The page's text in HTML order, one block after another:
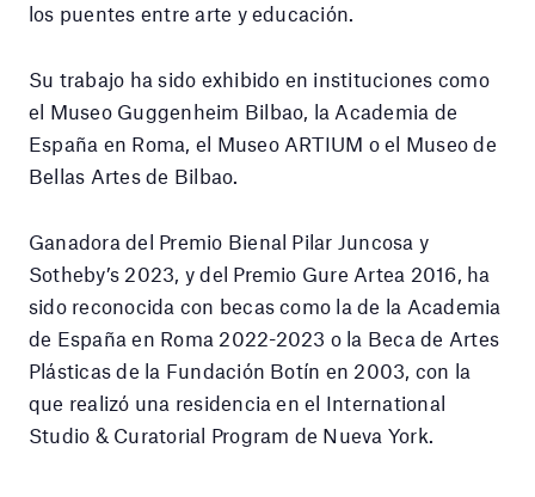
los puentes entre arte y educación.
Su trabajo ha sido exhibido en instituciones como
el Museo Guggenheim Bilbao, la Academia de
España en Roma, el Museo ARTIUM o el Museo de
Bellas Artes de Bilbao.
Ganadora del Premio Bienal Pilar Juncosa y
Sotheby’s 2023, y del Premio Gure Artea 2016, ha
sido reconocida con becas como la de la Academia
de España en Roma 2022-2023 o la Beca de Artes
Plásticas de la Fundación Botín en 2003, con la
que realizó una residencia en el International
Studio & Curatorial Program de Nueva York.